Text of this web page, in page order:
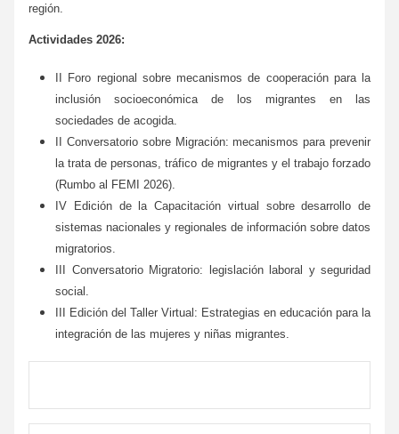
región.
Actividades 2026:
II Foro regional sobre mecanismos de cooperación para la
inclusión socioeconómica de los migrantes en las
sociedades de acogida.
II Conversatorio sobre Migración: mecanismos para prevenir
la trata de personas, tráfico de migrantes y el trabajo forzado
(Rumbo al FEMI 2026).
IV Edición de la Capacitación virtual sobre desarrollo de
sistemas nacionales y regionales de información sobre datos
migratorios.
III Conversatorio Migratorio: legislación laboral y seguridad
social.
III Edición del Taller Virtual: Estrategias en educación para la
integración de las mujeres y niñas migrantes.